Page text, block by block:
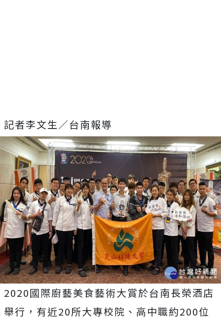
記者李文生／台南報導
2020國際廚藝美食藝術大賞於台南長榮酒店
舉行，有近20所大專校院、高中職約200位